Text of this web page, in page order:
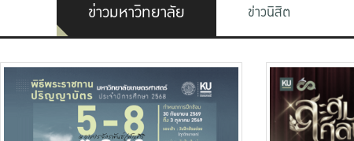
ข่าวมหาวิทยาลัย ข่าวนิสิต